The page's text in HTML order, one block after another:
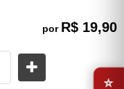
por R$ 19,90
⭐